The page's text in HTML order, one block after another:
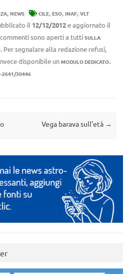
, NEWS CILE, ESO, INAF, VLT
il 12/12/2012e aggiornato il
commenti sono aperti a tutti SULLA
Per segnalare alla redazione refusi,
disponibile un MODULO DEDICATO.
2641/30446
Vega barava sull’età →